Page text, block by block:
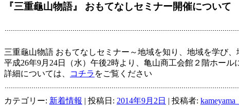
『三重龜山物語』 おもてなしセミナー開催について
三重龜山物語 おもてなしセミナー～地域を知り、地域を学び
平成26年9月24日（水）午後2時より、亀山商工会館２階ホール
詳細については、
コチラ をご覧ください
カテゴリー: 新着情報 | 投稿日: 2014年9月2日 | 投稿者: